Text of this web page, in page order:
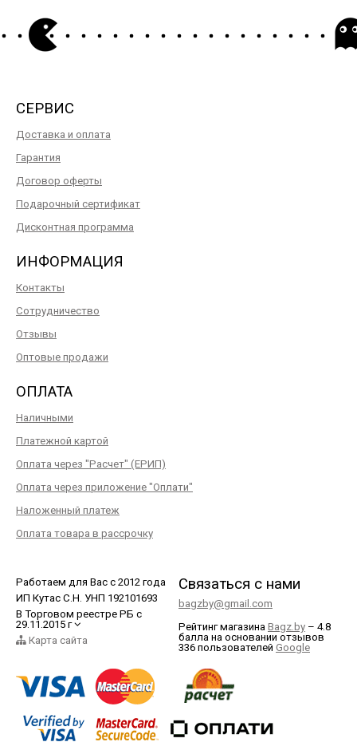
СЕРВИС
Доставка и оплата
Гарантия
Договор оферты
Подарочный сертификат
Дисконтная программа
ИНФОРМАЦИЯ
Контакты
Сотрудничество
Отзывы
Оптовые продажи
ОПЛАТА
Наличными
Платежной картой
Оплата через "Расчет" (ЕРИП)
Оплата через приложение "Оплати"
Наложенный платеж
Оплата товара в рассрочку
Работаем для Вас с 2012 года
ИП Кутас С.Н. УНП 192101693
В Торговом реестре РБ с
29.11.2015 г
Карта сайта
Связаться с нами
bagzby@gmail.com
Рейтинг магазина Bagz.by – 4.8
балла на основании отзывов
336 пользователей Google